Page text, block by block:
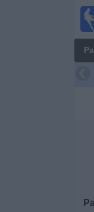
Fútbol en
Colombia